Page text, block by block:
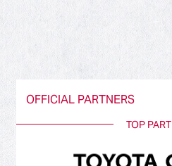
OFFICIAL PARTNERS
TOP